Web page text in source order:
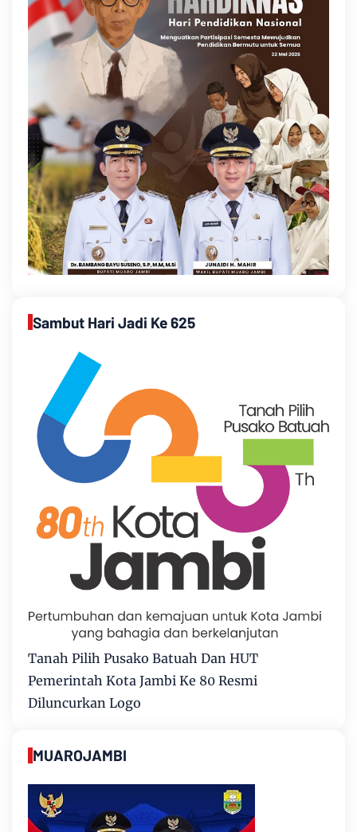
Sambut Hari Jadi Ke 625
Tanah Pilih Pusako Batuah Dan HUT
Pemerintah Kota Jambi Ke 80 Resmi
Diluncurkan Logo
MUAROJAMBI